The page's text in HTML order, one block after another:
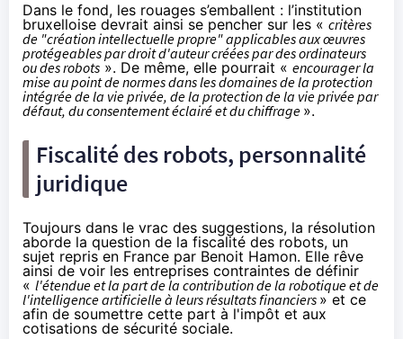
Dans le fond, les rouages s’emballent : l’institution
bruxelloise devrait ainsi se pencher sur les « critères
de "création intellectuelle propre" applicables aux œuvres
protégeables par droit d'auteur créées par des ordinateurs
ou des robots ». De même, elle pourrait « encourager la
mise au point de normes dans les domaines de la protection
intégrée de la vie privée, de la protection de la vie privée par
défaut, du consentement éclairé et du chiffrage ».
Fiscalité des robots, personnalité
juridique
Toujours dans le vrac des suggestions, la résolution
aborde la question de la fiscalité des robots, un
sujet repris en France par Benoit Hamon. Elle rêve
ainsi de voir les entreprises contraintes de définir
« l'étendue et la part de la contribution de la robotique et de
l'intelligence artificielle à leurs résultats financiers » et ce
afin de soumettre cette part à l'impôt et aux
cotisations de sécurité sociale.